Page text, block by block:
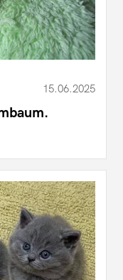
15.06.2025